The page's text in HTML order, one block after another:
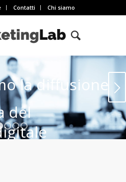
Contatti Chi siamo
la diffusione
del
Succ
1 2 3 4